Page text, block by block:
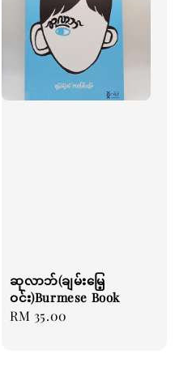
ဆုလာဘ်(ချမ်းမြေ့
ဝင်း)Burmese Book
Regular
RM 35.00